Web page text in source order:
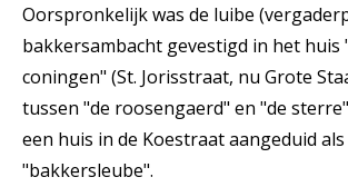
Oorspronkelijk was de luibe
bakkersambacht gevestigd in het huis
coningen" (St. Jorisstraat, nu Grote
tussen "de roosengaerd" en "de
een huis in de Koestraat aangeduid als
"bakkersleube".